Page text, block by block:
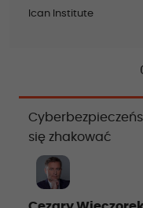
Ican Institute
się zhakować